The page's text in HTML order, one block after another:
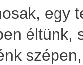
egy
éltünk,